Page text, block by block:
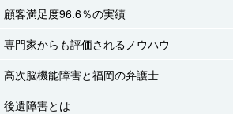
顧客満足度96.6％の実績
専門家からも評価されるノウハウ
高次脳機能障害と福岡の弁護士
後遺障害とは